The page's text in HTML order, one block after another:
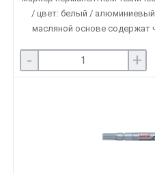
/ цвет: белый /
масляной основе содержат
- +